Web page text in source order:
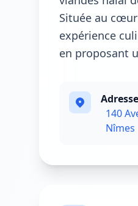
Située au
expérience
en proposant
140
Nîmes